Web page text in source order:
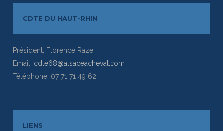
CDTE DU HAUT-RHIN
Président: Florence Raze
Email: cdte68@alsaceacheval.com
Téléphone: 07 71 71 49 62
LIENS